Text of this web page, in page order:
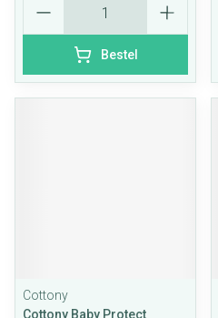
Bestel
Cottony
Cottony Baby Protect